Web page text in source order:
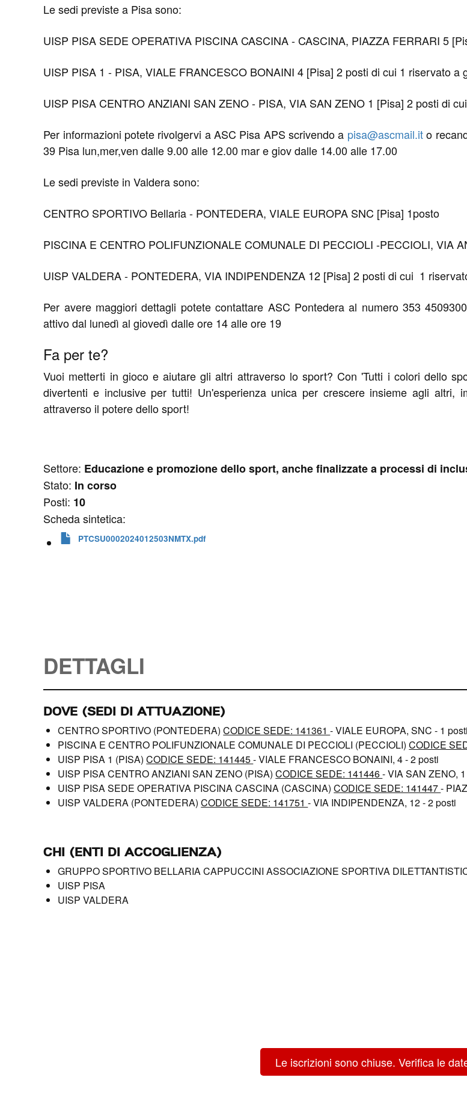
DETTAGLI
CHI (ENTI DI ACCOGLIENZA)
GRUPPO SPORTIVO BELLARIA CAPPUCCINI ASSOCIAZIONE SPORTIVA
UISP PISA
UISP VALDERA
DOVE (SEDI DI ATTUAZIONE)
CENTRO SPORTIVO (PONTEDERA)CODICE SEDE: 141361- VIALE EUROPA, SNC - 1 posti
PISCINA E CENTRO POLIFUNZIONALE COMUNALE DI PECCIOLI (PECCIOLI)CODICE
UISP PISA 1 (PISA)CODICE SEDE: 141445- VIALE FRANCESCO BONAINI, 4 - 2 posti
UISP PISA CENTRO ANZIANI SAN ZENO (PISA)CODICE SEDE: 141446- VIA SAN ZENO,
UISP PISA SEDE OPERATIVA PISCINA CASCINA (CASCINA)CODICE SEDE: 141447-
UISP VALDERA (PONTEDERA)CODICE SEDE: 141751- VIA INDIPENDENZA, 12 - 2 posti
Le iscrizioni sono chiuse. Verifica le
Le sedi previste a Pisa sono:
UISP PISA SEDE OPERATIVA PISCINA CASCINA - CASCINA, PIAZZA FERRARI 5
UISP PISA 1 - PISA, VIALE FRANCESCO BONAINI 4 [Pisa] 2 posti di cui 1 riservato
UISP PISA CENTRO ANZIANI SAN ZENO - PISA, VIA SAN ZENO 1 [Pisa] 2 posti di
Per informazioni potete rivolgervi a ASC Pisa APS scrivendo a pisa@ascmail.ito
39 Pisa lun,mer,ven dalle 9.00 alle 12.00 mar e giov dalle 14.00 alle 17.00
Le sedi previste in Valdera sono:
CENTRO SPORTIVO Bellaria - PONTEDERA, VIALE EUROPA SNC [Pisa] 1posto
PISCINA E CENTRO POLIFUNZIONALE COMUNALE DI PECCIOLI -PECCIOLI, VIA
UISP VALDERA - PONTEDERA, VIA INDIPENDENZA 12 [Pisa] 2 posti di cui 1
Per avere maggiori dettagli potete contattare ASC Pontedera al numero 353
attivo dal lunedì al giovedì dalle ore 14 alle ore 19
Fa per te?
Vuoi metterti in gioco e aiutare gli altri attraverso lo sport? Con 'Tutti i colori dello
divertenti e inclusive per tutti! Un'esperienza unica per crescere insieme agli
attraverso il potere dello sport!
Settore: Educazione e promozione dello sport, anche finalizzate a processi di
Stato: In corso
Posti: 10
Scheda sintetica:
PTCSU0002024012503NMTX.pdf